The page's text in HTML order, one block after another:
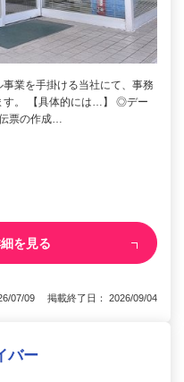
業を手掛ける当社にて、事務
す。 【具体的には…】 ◎デー
票の作成…
を見る
07/09 掲載終了日： 2026/09/04
バー